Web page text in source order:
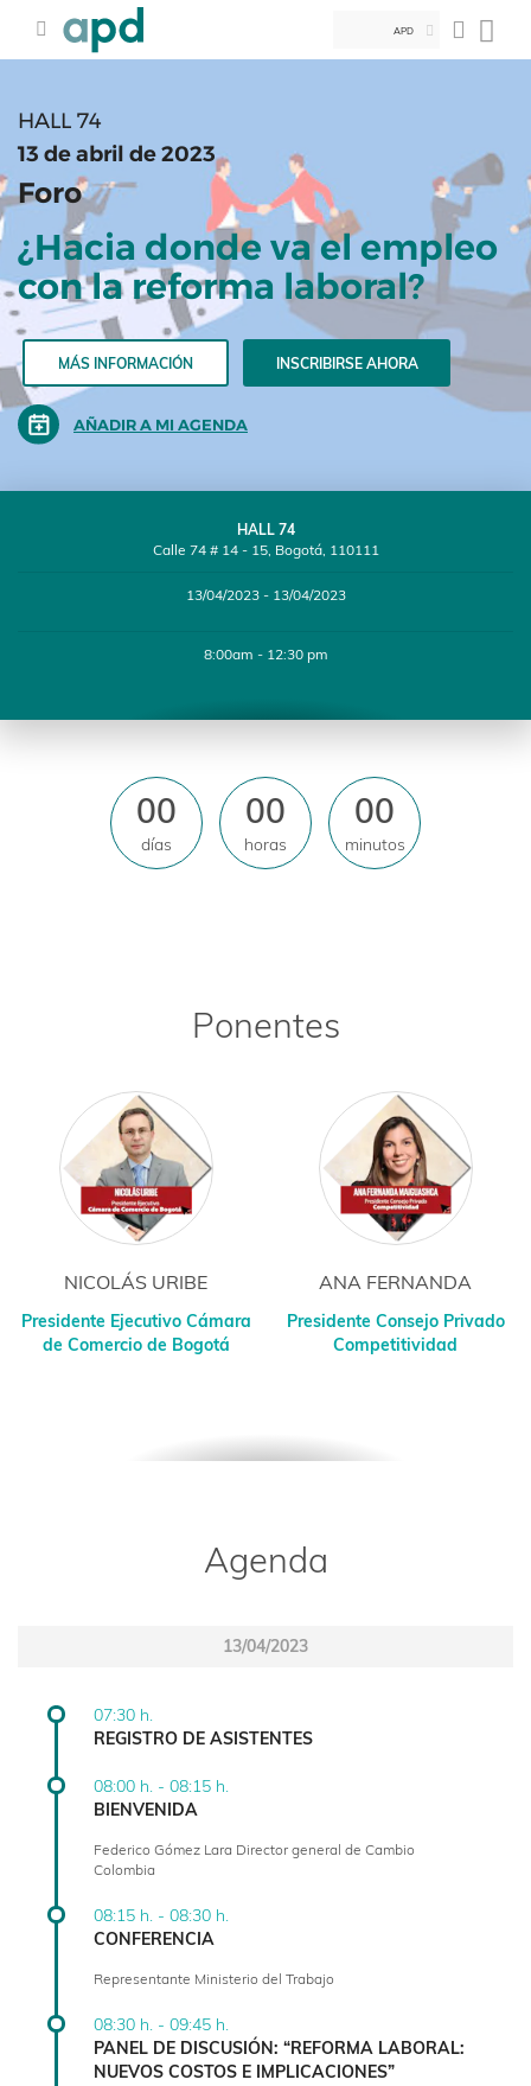
APD
HALL 74
13 de abril de 2023
Foro
¿Hacia donde va el empleo
con la reforma laboral?
MÁS INFORMACIÓN INSCRIBIRSE AHORA
AÑADIR A MI AGENDA
HALL 74
Calle 74 # 14 - 15, Bogotá, 110111
13/04/2023 - 13/04/2023
8:00am - 12:30 pm
00
días
00
horas
00
minutos
Ponentes
NICOLÁS URIBE
Presidente Ejecutivo Cámara
de Comercio de Bogotá
ANA FERNANDA
Presidente Consejo Privado
Competitividad
Agenda
13/04/2023
07:30 h.
REGISTRO DE ASISTENTES
08:00 h. - 08:15 h.
BIENVENIDA
Federico Gómez Lara Director general de Cambio
Colombia
08:15 h. - 08:30 h.
CONFERENCIA
Representante Ministerio del Trabajo
08:30 h. - 09:45 h.
PANEL DE DISCUSIÓN: “REFORMA LABORAL:
NUEVOS COSTOS E IMPLICACIONES”